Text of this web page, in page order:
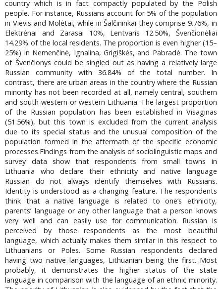
country which is in fact compactly populated by the Polish
people. For instance, Russians account for 5% of the population
in Vievis and Molėtai, while in Šalčininkai they comprise 9.76%, in
Elektrėnai and Zarasai 10%, Lentvaris 12.50%, Švenčionėliai
14.29% of the local residents. The proportion is even higher (15–
25%) in Nemenčinė, Ignalina, Grigiškės, and Pabradė. The town
of Švenčionys could be singled out as having a relatively large
Russian community with 36.84% of the total number. In
contrast, there are urban areas in the country where the Russian
minority has not been recorded at all, namely central, southern
and south-western or western Lithuania. The largest proportion
of the Russian population has been established in Visaginas
(51.56%), but this town is excluded from the current analysis
due to its special status and the unusual composition of the
population formed in the aftermath of the specific economic
processes.Findings from the analysis of sociolinguistic maps and
survey data show that respondents from small towns in
Lithuania who declare their ethnicity and native language
Russian do not always identify themselves with Russians.
Identity is understood as a changing feature. The respondents
think that a native language is related to one’s ethnicity,
parents’ language or any other language that a person knows
very well and can easily use for communication. Russian is
perceived by those respondents as the most beautiful
language, which actually makes them similar in this respect to
Lithuanians or Poles. Some Russian respondents declared
having two native languages, Lithuanian being the first. Most
probably, it demonstrates the higher status of the state
language in comparison with the language of an ethnic minority.